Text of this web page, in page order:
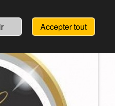
Accepter tout